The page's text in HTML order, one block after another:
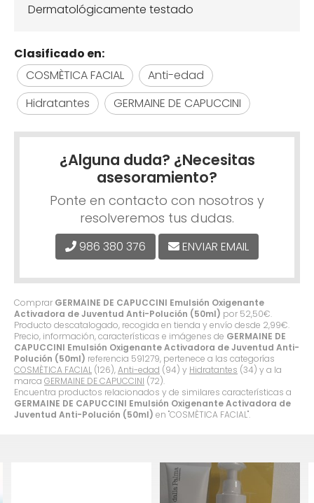
Comprar GERMAINE DE CAPUCCINI Emulsión Oxigenante
Activadora de Juventud Anti-Polución (50ml) por 52,50€.
Producto descatalogado, recogida en tienda y envío desde 2,99€.
Precio, información, características e imágenes de GERMAINE DE
CAPUCCINI Emulsión Oxigenante Activadora de Juventud Anti-
Polución (50ml) referencia 591279, pertenece a las categorías
COSMÈTICA FACIAL (126),Anti-edad (94) y Hidratantes (34) y a la
marca GERMAINE DE CAPUCCINI (72).
Encuentra productos relacionados y de similares características a
GERMAINE DE CAPUCCINI Emulsión Oxigenante Activadora de
Juventud Anti-Polución (50ml) en "COSMÈTICA FACIAL".
Dermatológicamente testado
Clasificado en:
COSMÈTICA FACIAL
Anti-edad
Hidratantes
GERMAINE DE CAPUCCINI
¿Alguna duda? ¿Necesitas
asesoramiento?
Ponte en contacto con nosotros y
resolveremos tus dudas.
986 380 376 ENVIAR EMAIL